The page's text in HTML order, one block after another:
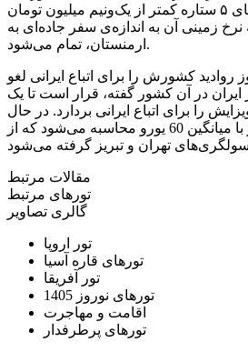
هوایی باکو برای هتل‌های ۵ ستاره کمتر از یک‌ونیم میلیون تومان
زمینی آن به اندازه‌ی سفر جاده‌ای به
ارمنستان، تمام می‌شود.
روادید کشورش را برای اتباع ایرانی لغو
ایران در آن کشور گفته، قرار است تا یک
را برای اتباع ایرانی بردارد. در حال
حاضر اما ویزای این کشور با میانگین 60 یورو محاسبه می‌شود که از
مقالات مرتبط
تورهای مرتبط
گالری تصاویر
تور اروپا
تورهای قاره آسیا
تور آفریقا
تورهای نوروز 1405
اقامت و مهاجرت
تورهای پرطرفدار